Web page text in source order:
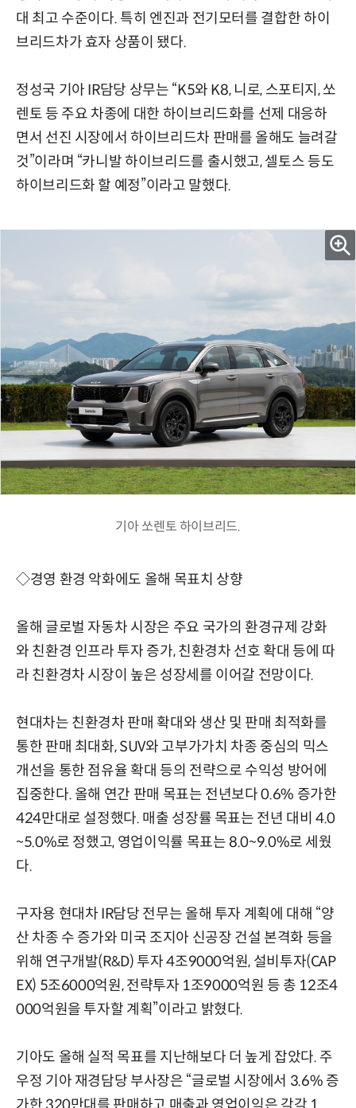
대 최고 수준이다. 특히 엔진과 전기모터를 결합한 하이
브리드차가 효자 상품이 됐다.
정성국 기아 IR담당 상무는 “K5와 K8, 니로, 스포티지, 쏘
렌토 등 주요 차종에 대한 하이브리드화를 선제 대응하
면서 선진 시장에서 하이브리드차 판매를 올해도 늘려갈
것”이라며 “카니발 하이브리드를 출시했고, 셀토스 등도
하이브리드화 할 예정”이라고 말했다.
기아 쏘렌토 하이브리드.
◇경영 환경 악화에도 올해 목표치 상향
올해 글로벌 자동차 시장은 주요 국가의 환경규제 강화
와 친환경 인프라 투자 증가, 친환경차 선호 확대 등에 따
라 친환경차 시장이 높은 성장세를 이어갈 전망이다.
현대차는 친환경차 판매 확대와 생산 및 판매 최적화를
통한 판매 최대화, SUV와 고부가가치 차종 중심의 믹스
개선을 통한 점유율 확대 등의 전략으로 수익성 방어에
집중한다. 올해 연간 판매 목표는 전년보다 0.6% 증가한
424만대로 설정했다. 매출 성장률 목표는 전년 대비 4.0
~5.0%로 정했고, 영업이익률 목표는 8.0~9.0%로 세웠
다.
구자용 현대차 IR담당 전무는 올해 투자 계획에 대해 “양
산 차종 수 증가와 미국 조지아 신공장 건설 본격화 등을
위해 연구개발(R&D) 투자 4조9000억원, 설비투자(CAP
EX) 5조6000억원, 전략투자 1조9000억원 등 총 12조4
000억원을 투자할 계획”이라고 밝혔다.
기아도 올해 실적 목표를 지난해보다 더 높게 잡았다. 주
우정 기아 재경담당 부사장은 “글로벌 시장에서 3.6% 증